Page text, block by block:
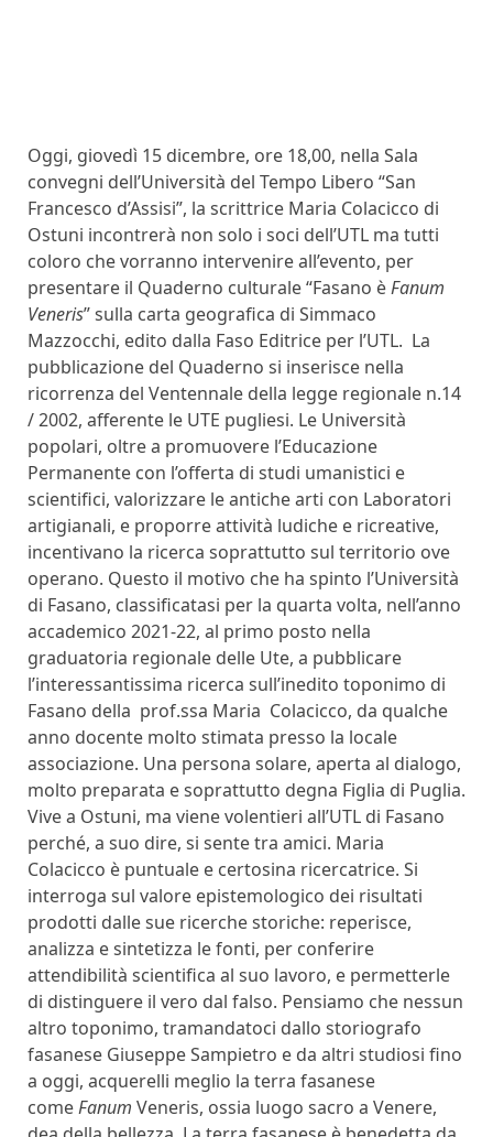
Oggi, giovedì 15 dicembre, ore 18,00, nella Sala
convegni dell’Università del Tempo Libero “San
Francesco d’Assisi”, la scrittrice Maria Colacicco di
Ostuni incontrerà non solo i soci dell’UTL ma tutti
coloro che vorranno intervenire all’evento, per
presentare il Quaderno culturale “Fasano èFanum
Veneris” sulla carta geografica di Simmaco
Mazzocchi, edito dalla Faso Editrice per l’UTL. La
pubblicazione del Quaderno si inserisce nella
ricorrenza del Ventennale della legge regionale n.14
/ 2002, afferente le UTE pugliesi. Le Università
popolari, oltre a promuovere l’Educazione
Permanente con l’offerta di studi umanistici e
scientifici, valorizzare le antiche arti con Laboratori
artigianali, e proporre attività ludiche e ricreative,
incentivano la ricerca soprattutto sul territorio ove
operano. Questo il motivo che ha spinto l’Università
di Fasano, classificatasi per la quarta volta, nell’anno
accademico 2021-22, al primo posto nella
graduatoria regionale delle Ute, a pubblicare
l’interessantissima ricerca sull’inedito toponimo di
Fasano della prof.ssa Maria Colacicco, da qualche
anno docente molto stimata presso la locale
associazione. Una persona solare, aperta al dialogo,
molto preparata e soprattutto degna Figlia di Puglia.
Vive a Ostuni, ma viene volentieri all’UTL di Fasano
perché, a suo dire, si sente tra amici. Maria
Colacicco è puntuale e certosina ricercatrice. Si
interroga sul valore epistemologico dei risultati
prodotti dalle sue ricerche storiche: reperisce,
analizza e sintetizza le fonti, per conferire
attendibilità scientifica al suo lavoro, e permetterle
di distinguere il vero dal falso. Pensiamo che nessun
altro toponimo, tramandatoci dallo storiografo
fasanese Giuseppe Sampietro e da altri studiosi fino
a oggi, acquerelli meglio la terra fasanese
comeFanum Veneris, ossia luogo sacro a Venere,